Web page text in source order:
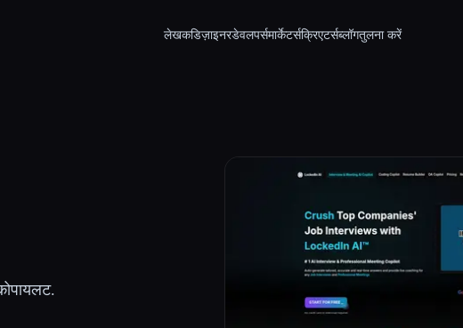
लेखकडिज़ाइनरडेवलपर्समार्केटर्सक्रिएटर्सब्लॉगतुलना करें